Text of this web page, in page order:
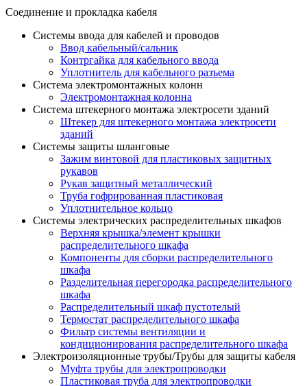
Соединение и прокладка кабеля
Системы ввода для кабелей и проводов
Ввод кабельный/сальник
Контргайка для кабельного ввода
Уплотнитель для кабельного разъема
Система электромонтажных колонн
Электромонтажная колонна
Система штекерного монтажа электросети зданий
Штекер для штекерного монтажа электросети
зданий
Системы защиты шланговые
Зажим винтовой для пластиковых защитных
рукавов
Рукав защитный металлический
Труба гофрированная пластиковая
Уплотнительное кольцо
Системы электрических распределительных шкафов
Верхняя крышка/элемент крышки
распределительного шкафа
Компоненты для сборки распределительного
шкафа
Разделительная перегородка распределительного
шкафа
Распределительный шкаф пустотелый
Термостат распределительного шкафа
Фильтр системы вентиляции и
кондиционирования распределительного шкафа
Электроизоляционные трубы/Трубы для защиты кабеля
Муфта трубы для электропроводки
Пластиковая труба для электропроводки